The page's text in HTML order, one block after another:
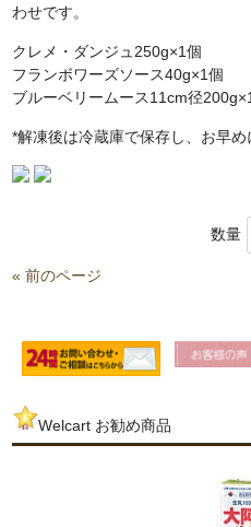
わせです。
クレメ・ダンジュ250g×1個
フランボワーズソース40g×1個
ブルーベリームース11cm径
*解凍後は冷蔵庫で保存し、お早め
数量
« 前のページ
Welcart お勧め商品